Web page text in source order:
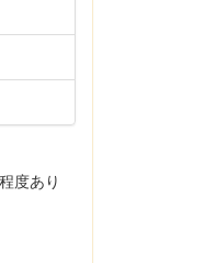
度あり